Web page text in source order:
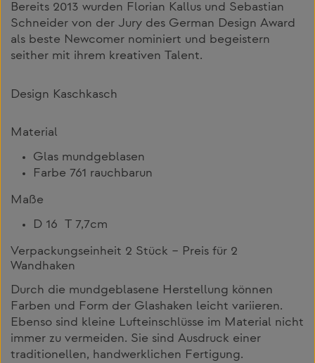
Bereits 2013 wurden Florian Kallus und Sebastian
Schneider von der Jury des German Design Award
als beste Newcomer nominiert und begeistern
seither mit ihrem kreativen Talent.
Design Kaschkasch
Material
Glas mundgeblasen
Farbe 761 rauchbarun
Maße
D 16 T 7,7cm
Verpackungseinheit 2 Stück – Preis für 2
Wandhaken
Durch die mundgeblasene Herstellung können
Farben und Form der Glashaken leicht variieren.
Ebenso sind kleine Lufteinschlüsse im Material nicht
immer zu vermeiden. Sie sind Ausdruck einer
traditionellen, handwerklichen Fertigung.